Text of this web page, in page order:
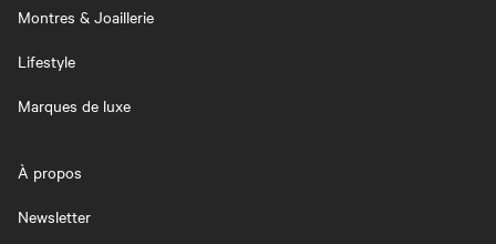
Montres & Joaillerie
Lifestyle
Marques de luxe
À propos
Newsletter